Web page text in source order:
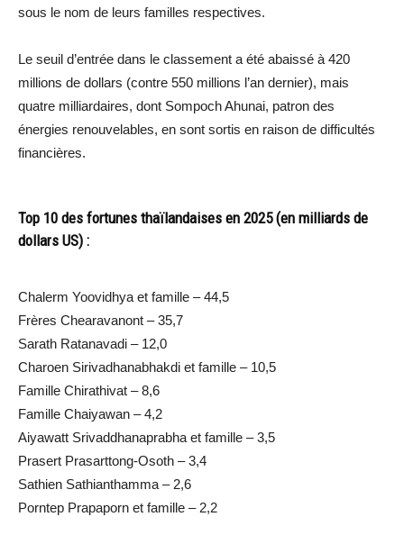
sous le nom de leurs familles respectives.
Le seuil d’entrée dans le classement a été abaissé à 420
millions de dollars (contre 550 millions l’an dernier), mais
quatre milliardaires, dont Sompoch Ahunai, patron des
énergies renouvelables, en sont sortis en raison de difficultés
financières.
Top 10 des fortunes thaïlandaises en 2025 (en milliards de
dollars US) :
Chalerm Yoovidhya et famille – 44,5
Frères Chearavanont – 35,7
Sarath Ratanavadi – 12,0
Charoen Sirivadhanabhakdi et famille – 10,5
Famille Chirathivat – 8,6
Famille Chaiyawan – 4,2
Aiyawatt Srivaddhanaprabha et famille – 3,5
Prasert Prasarttong-Osoth – 3,4
Sathien Sathianthamma – 2,6
Porntep Prapaporn et famille – 2,2